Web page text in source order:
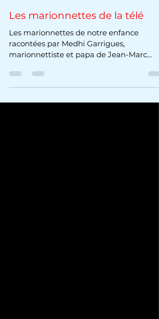
20 oct. 2025 3 min de lecture
Les marionnettes de la télé
Les marionnettes de notre enfance
marionnettiste et papa de Jean-Marc
Panacloc.